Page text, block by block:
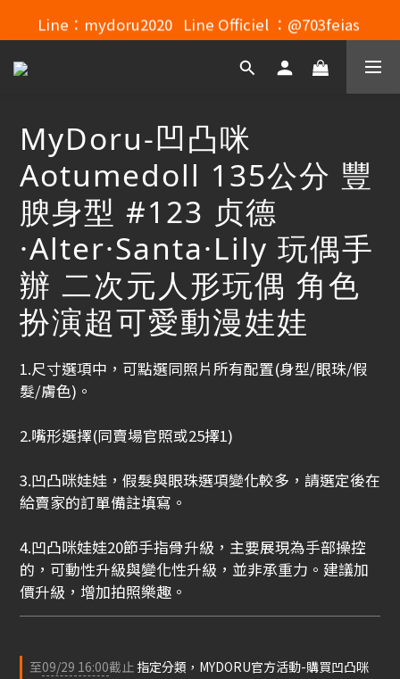
Line：mydoru2020   Line Officiel ：@703feias
Line：mydoru2020   Line Officiel ：@703feias
Mydoru Discord連結
Line：mydoru2020   Line Officiel ：@703feias
MyDoru-凹凸咪
Aotumedoll 135公分 豐
腴身型 #123 贞德
·Alter·Santa·Lily 玩偶手
辦 二次元人形玩偶 角色
扮演超可愛動漫娃娃
1.尺寸選項中，可點選同照片所有配置(身型/眼珠/假
髮/膚色)。
2.嘴形選擇(同賣場官照或25擇1)
3.凹凸咪娃娃，假髮與眼珠選項變化較多，請選定後在
給賣家的訂單備註填寫。
4.凹凸咪娃娃20節手指骨升級，主要展現為手部操控
的，可動性升級與變化性升級，並非承重力。建議加
價升級，增加拍照樂趣。
至09/29 16:00截止 指定分類，MYDORU官方活動-購買凹凸咪